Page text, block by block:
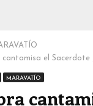
cantamisa el
MARAVATÍO